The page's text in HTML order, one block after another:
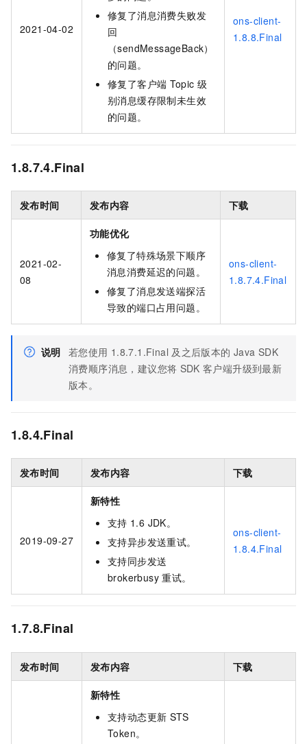
2021-04-02
修复了消息消费失败发
回
（sendMessageBack）
的问题。
修复了客户端 Topic 级
别消息缓存限制未生效
的问题。
ons-client-
1.8.8.Final
1.8.7.4.Final
发布时间 发布内容 下载
2021-02-
08
功能优化
修复了特殊场景下顺序
消息消费延迟的问题。
修复了消息发送端探活
导致的端口占用问题。
ons-client-
1.8.7.4.Final
说明 若您使用 1.8.7.1.Final 及之后版本的 Java SDK
消费顺序消息，建议您将 SDK 客户端升级到最新
版本。
1.8.4.Final
发布时间 发布内容 下载
2019-09-27
新特性
支持 1.6 JDK。
支持异步发送重试。
支持同步发送
brokerbusy 重试。
ons-client-
1.8.4.Final
1.7.8.Final
发布时间 发布内容 下载
新特性
支持动态更新 STS
Token。